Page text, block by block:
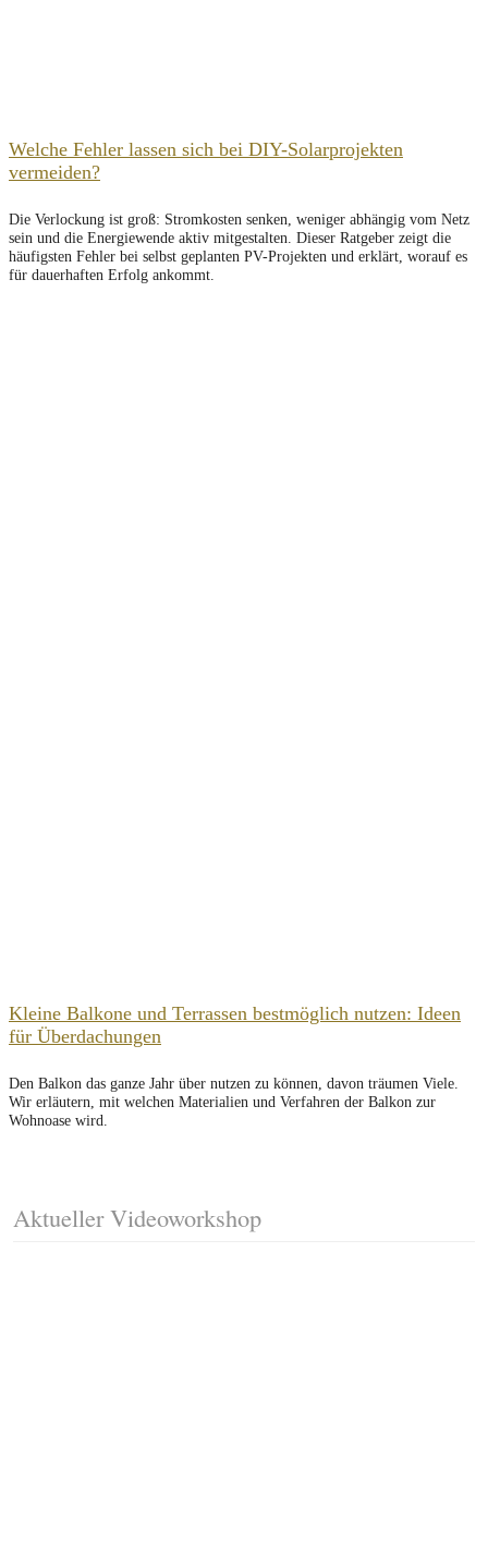
Welche Fehler lassen sich bei DIY-Solarprojekten
vermeiden?
Die Verlockung ist groß: Stromkosten senken, weniger abhängig vom Netz
sein und die Energiewende aktiv mitgestalten. Dieser Ratgeber zeigt die
häufigsten Fehler bei selbst geplanten PV-Projekten und erklärt, worauf es
für dauerhaften Erfolg ankommt.
Kleine Balkone und Terrassen bestmöglich nutzen: Ideen
für Überdachungen
Den Balkon das ganze Jahr über nutzen zu können, davon träumen Viele.
Wir erläutern, mit welchen Materialien und Verfahren der Balkon zur
Wohnoase wird.
Aktueller Videoworkshop